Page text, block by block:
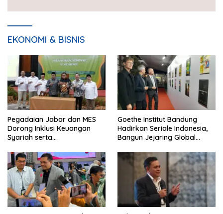
EKONOMI & BISNIS
Pegadaian Jabar dan MES
Dorong Inklusi Keuangan
Syariah serta
Goethe Institut Bandung
Hadirkan Seriale Indonesia,
Bangun Jejaring Global